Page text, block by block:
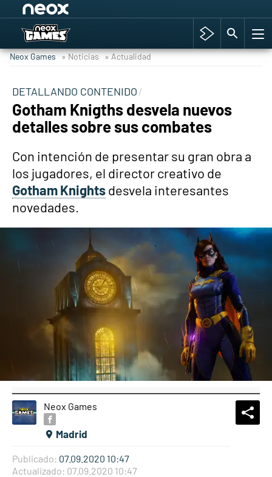
Hyrule Warriors: La Era del Cataclismo
Cyberpunk 2077
Hyrule Warriors
Neox Games » Noticias » Actualidad
DETALLANDO CONTENIDO
Gotham Knigths desvela nuevos
detalles sobre sus combates
Con intención de presentar su gran obra a
los jugadores, el director creativo de
Gotham Knightsdesvela interesantes
novedades.
Neox Games
Madrid
Publicado: 07.09.2020 10:47
Actualizado: 07.09.2020 10:47